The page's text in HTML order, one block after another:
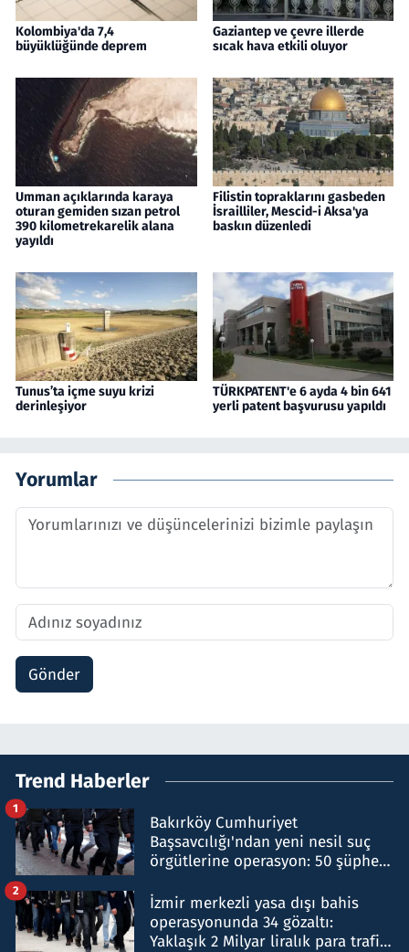
Kolombiya'da 7,4
büyüklüğünde deprem
Gaziantep ve çevre illerde
sıcak hava etkili oluyor
Umman açıklarında karaya
oturan gemiden sızan petrol
390 kilometrekarelik alana
yayıldı
Filistin topraklarını gasbeden
İsrailliler, Mescid-i Aksa'ya
baskın düzenledi
Tunus’ta içme suyu krizi
derinleşiyor
TÜRKPATENT'e 6 ayda 4 bin 641
yerli patent başvurusu yapıldı
Yorumlar
Gönder
Trend Haberler
Bakırköy Cumhuriyet
Başsavcılığı'ndan yeni nesil suç
örgütlerine operasyon: 50 şüpheli
1
İzmir merkezli yasa dışı bahis
operasyonunda 34 gözaltı:
Yaklaşık 2 Milyar liralık para trafiği
2